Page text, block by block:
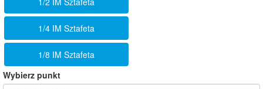
1/4 IM Sztafeta
1/8 IM Sztafeta
Wybierz punkt